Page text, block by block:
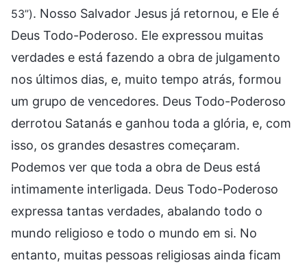
53”). Nosso Salvador Jesus já retornou, e Ele é
Deus Todo-Poderoso. Ele expressou muitas
verdades e está fazendo a obra de julgamento
nos últimos dias, e, muito tempo atrás, formou
um grupo de vencedores. Deus Todo-Poderoso
derrotou Satanás e ganhou toda a glória, e, com
isso, os grandes desastres começaram.
Podemos ver que toda a obra de Deus está
intimamente interligada. Deus Todo-Poderoso
expressa tantas verdades, abalando todo o
mundo religioso e todo o mundo em si. No
entanto, muitas pessoas religiosas ainda ficam